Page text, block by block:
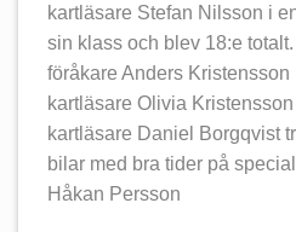
kartläsare Stefan Nilsson i
sin klass och blev 18:e
föråkare Anders
kartläsare Olivia
kartläsare Daniel Borgqvist
bilar med bra tider på
Håkan Persson